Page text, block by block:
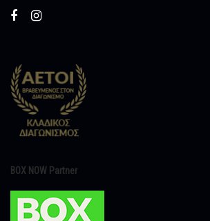
BOX NOW Partner